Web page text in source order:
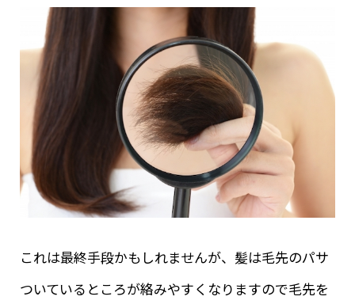
これは最終手段かもしれませんが、髪は毛先のパサ
ついているところが絡みやすくなりますので毛先を